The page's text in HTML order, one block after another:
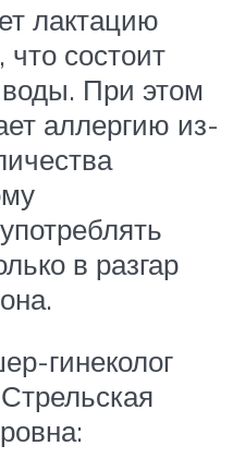
лактацию
что состоит
воды. При этом
аллергию из-
в разгар
гинеколог